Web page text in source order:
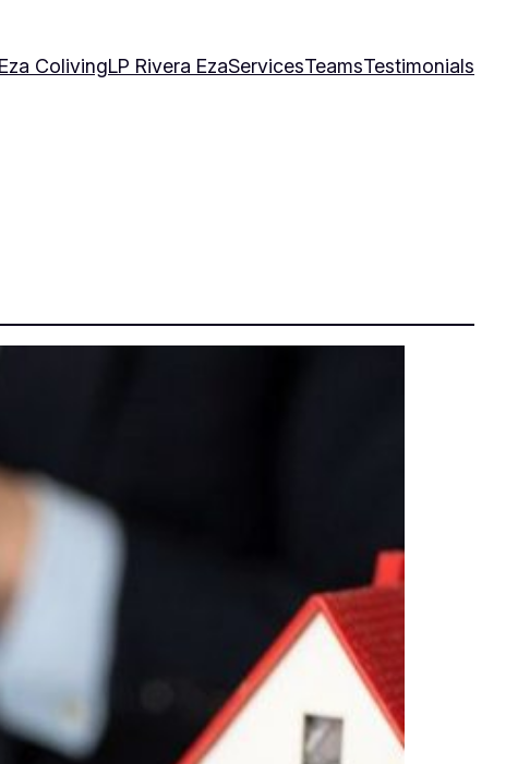
ColivingLP Rivera EzaServicesTeamsTestimonials